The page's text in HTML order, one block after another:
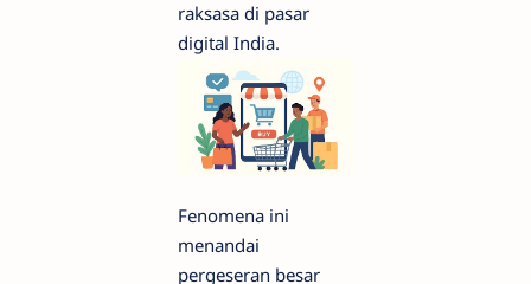
raksasa di pasar
digital India.
Fenomena ini
menandai
pergeseran besar